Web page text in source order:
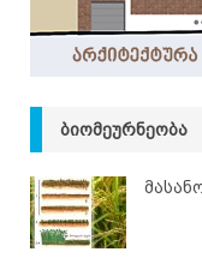
ᲑᲘᲝᲛᲔᲣᲠᲜᲔᲝᲑᲐ